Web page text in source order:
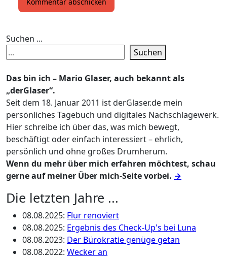
Suchen ...
Suchen
Das bin ich – Mario Glaser, auch bekannt als
„derGlaser“.
Seit dem 18. Januar 2011 ist derGlaser.de mein
persönliches Tagebuch und digitales Nachschlagewerk.
Hier schreibe ich über das, was mich bewegt,
beschäftigt oder einfach interessiert – ehrlich,
persönlich und ohne großes Drumherum.
Wenn du mehr über mich erfahren möchtest, schau
gerne auf meiner Über mich-Seite vorbei. →
Die letzten Jahre ...
08.08.2025: Flur renoviert
08.08.2025: Ergebnis des Check-Up's bei Luna
08.08.2023: Der Bürokratie genüge getan
08.08.2022: Wecker an